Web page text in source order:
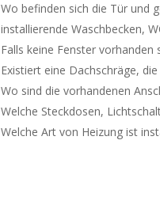
Wo befinden sich die Tür und
installierende Waschbecken,
Falls keine Fenster
Existiert eine Dachschräge,
Wo sind die vorhandenen
Welche Steckdosen,
Welche Art von Heizung ist